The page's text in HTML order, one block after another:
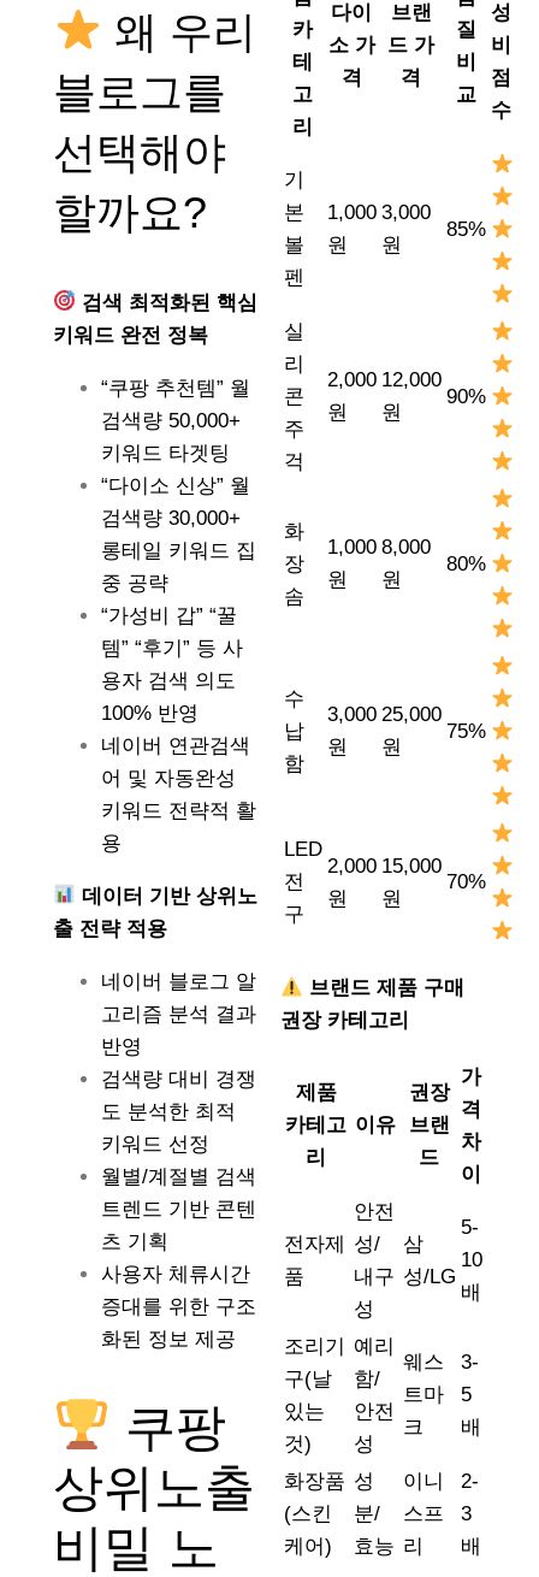
왜 우리
블로그를
선택해야
할까요?
검색 최적화된 핵심
키워드 완전 정복
“쿠팡 추천템” 월
검색량 50,000+
키워드 타겟팅
“다이소 신상” 월
검색량 30,000+
롱테일 키워드 집
중 공략
“가성비 갑” “꿀
템” “후기” 등 사
용자 검색 의도
100% 반영
네이버 연관검색
어 및 자동완성
키워드 전략적 활
용
데이터 기반 상위노
출 전략 적용
네이버 블로그 알
고리즘 분석 결과
반영
검색량 대비 경쟁
도 분석한 최적
키워드 선정
월별/계절별 검색
트렌드 기반 콘텐
츠 기획
사용자 체류시간
증대를 위한 구조
화된 정보 제공
쿠팡
상위노출
비밀 노
카
테
고
리
다이
소 가
격
브랜
드 가
격
질
비
교
성
비
점
수
기
본
볼
펜
1,000
원
3,000
원
85%
실
리
콘
주
걱
2,000
원
12,000
원
90%
화
장
솜
1,000
원
8,000
원
80%
수
납
함
3,000
원
25,000
원
75%
LED
전
구
2,000
원
15,000
원
70%
브랜드 제품 구매
권장 카테고리
제품
카테고
리
이유
권장
브랜
드
가
격
차
이
전자제
품
안전
성/
내구
성
삼
성/LG
5-
10
배
조리기
구(날
있는
것)
예리
함/
안전
성
웨스
트마
크
3-
5
배
화장품
(스킨
케어)
성
분/
효능
이니
스프
리
2-
3
배